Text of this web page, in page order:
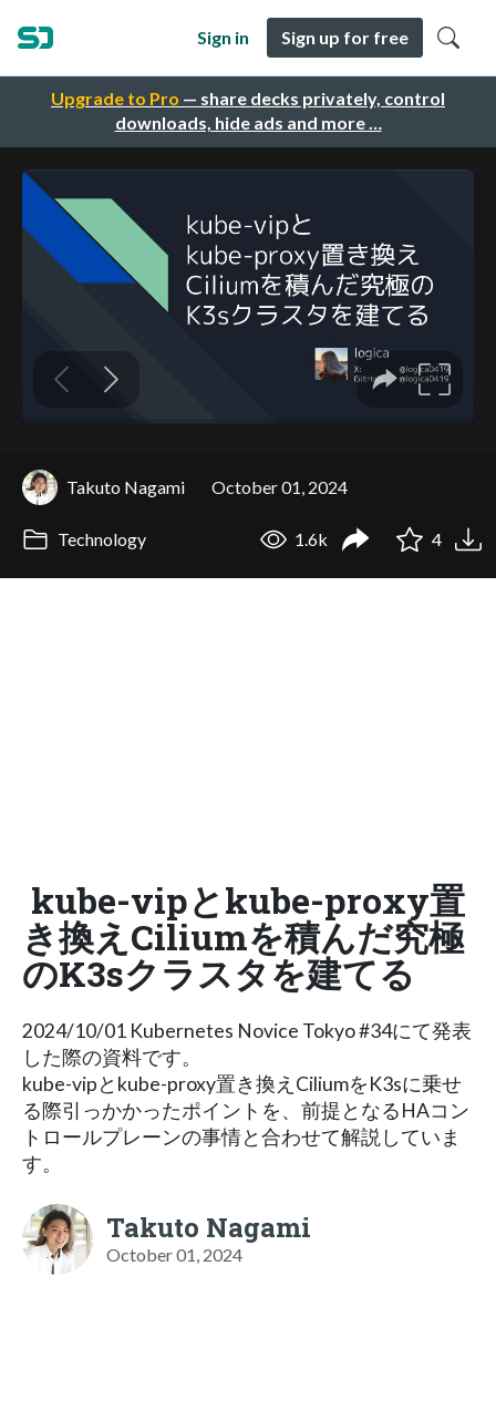
Upgrade to Pro — share decks privately, control
downloads, hide ads and more …
Sign in Sign up for free
Takuto Nagami October 01, 2024
Technology 1.6k 4
kube-vipとkube-proxy置
き換えCiliumを積んだ究極
のK3sクラスタを建てる
2024/10/01 Kubernetes Novice Tokyo #34にて発表
した際の資料です。
kube-vipとkube-proxy置き換えCiliumをK3sに乗せ
る際引っかかったポイントを、前提となるHAコン
トロールプレーンの事情と合わせて解説していま
す。
Takuto Nagami
October 01, 2024